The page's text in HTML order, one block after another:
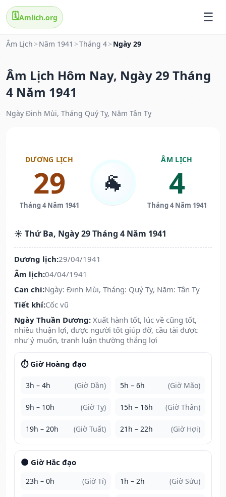
🗓️Amlich.org
Âm Lịch > Năm 1941 >Tháng 4> Ngày 29
Âm Lịch Hôm Nay, Ngày 29 Tháng
4 Năm 1941
Ngày Đinh Mùi, Tháng Quý Tỵ, Năm Tân Tỵ
DƯƠNG LỊCH
29
Tháng 4 Năm 1941
🐐
ÂM LỊCH
4
Tháng 4 Năm 1941
☀️ Thứ Ba, Ngày 29 Tháng 4 Năm 1941
Dương lịch:29/04/1941
Âm lịch:04/04/1941
Can chi:Ngày: Đinh Mùi, Tháng: Quý Tỵ, Năm: Tân Tỵ
Tiết khí:Cốc vũ
Ngày Thuần Dương: Xuất hành tốt, lúc về cũng tốt,
nhiều thuận lợi, được người tốt giúp đỡ, cầu tài được
như ý muốn, tranh luận thường thắng lợi
⏱️ Giờ Hoàng đạo
3h – 4h (Giờ Dần) 5h – 6h (Giờ Mão)
9h – 10h (Giờ Tỵ) 15h – 16h (Giờ Thân)
19h – 20h (Giờ Tuất) 21h – 22h (Giờ Hợi)
🌑 Giờ Hắc đạo
23h – 0h (Giờ Tí) 1h – 2h (Giờ Sửu)